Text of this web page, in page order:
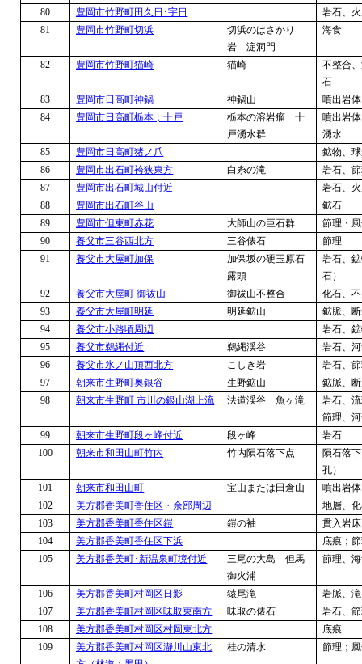
80
豊岡市竹野町田久日･宇日
岩石、
81
豊岡市竹野町切浜
切浜のはさかり
岩 淀洞門
海食
82 豊岡市竹野町猫崎 猫崎
不整合
石
83
豊岡市日高町神鍋 神鍋山
噴出岩
84
豊岡市日高町栃本；十戸
栃本の溶岩瘤 十
戸湧水群
噴出岩
湧水
85
豊岡市日高町猪ノ爪
鉱物、
86
豊岡市出石町袴狭東方 白糸の滝
岩石、
87
豊岡市出石町城山付近
岩石、
88
豊岡市出石町谷山
鉱石
89
豊岡市但東町赤花 大師山の巨石群
節理・
90
養父市三谷西北方 三谷俵石
節理
91
養父市大屋町加保
加保坂の硬玉原石
露頭
岩石、
石）
92
養父市大屋町 御祓山 御祓山不整合
化石、
93
養父市大屋町明延 明延鉱山
鉱脈、
94
養父市小路頃周辺
岩石、
95
養父市鵜縄付近 鵜縄渓谷
岩石、
96
養父市氷ノ山頂西北方 こしき岩
岩石、
97
朝来市生野町奥銀谷 生野鉱山
鉱脈、
98
朝来市生野町 市川の銀山湖上流 法道渓谷 魚ヶ滝
岩石、
節理、
99
朝来市生野町段ヶ峰付近 段ヶ峰
岩石
100
朝来市和田山町竹内 竹内隕石落下点
隕石落
孔）
101
朝来市和田山町 宝山または田倉山
噴出岩体
102
美方郡香美町香住区・余部周辺
地層、
103
美方郡香美町香住区鎧 鎧の袖
貫入岩
104
美方郡香美町香住区下浜
底痕；
105
美方郡香美町･新温泉町境付近
三尾の大島 但馬
御火浦
節理、
106 美方郡香美町村岡区日影 猿尾滝
岩脈、滝
107
美方郡香美町村岡区味取東南方 味取の俵石
岩石、
108
美方郡香美町村岡区村岡東北方
底痕
109
美方郡香美町村岡区瀞川山東北
桂の清水 節理；